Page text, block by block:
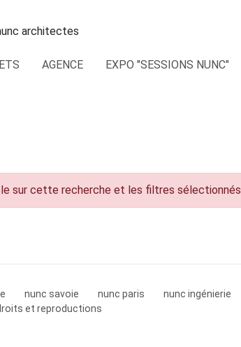
AGENCE EXPO "SESSIONS NUNC"
sur cette recherche et les filtres sélectionnés
nunc savoie nunc paris
nunc ingénierie
et reproductions